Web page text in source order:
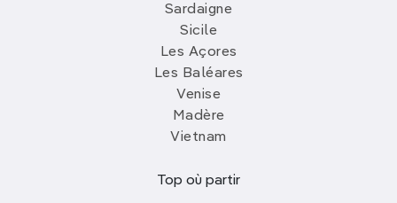
Sardaigne
Sicile
Les Açores
Les Baléares
Venise
Madère
Vietnam
Top où partir